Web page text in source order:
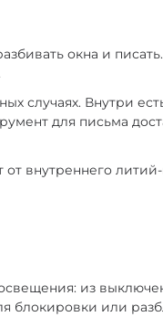
окна и
случаях. Внутри
для письма
от внутреннего
из
блокировки или